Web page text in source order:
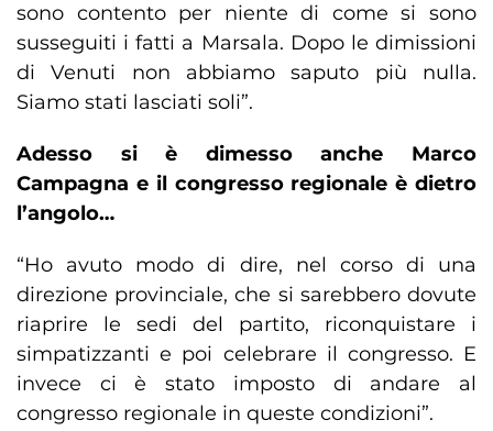
sono contento per niente di come si sono
susseguiti i fatti a Marsala. Dopo le dimissioni
di Venuti non abbiamo saputo più nulla.
Siamo stati lasciati soli”.
Adesso si è dimesso anche Marco
Campagna e il congresso regionale è dietro
l’angolo…
“Ho avuto modo di dire, nel corso di una
direzione provinciale, che si sarebbero dovute
riaprire le sedi del partito, riconquistare i
simpatizzanti e poi celebrare il congresso. E
invece ci è stato imposto di andare al
congresso regionale in queste condizioni”.